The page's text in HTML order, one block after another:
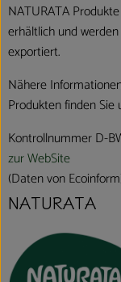
NATURATA
erhältlich und
exportiert.
Nähere
Produkten finden Sie
Kontrollnummer D-
zur WebSite
(Daten von
NATURATA